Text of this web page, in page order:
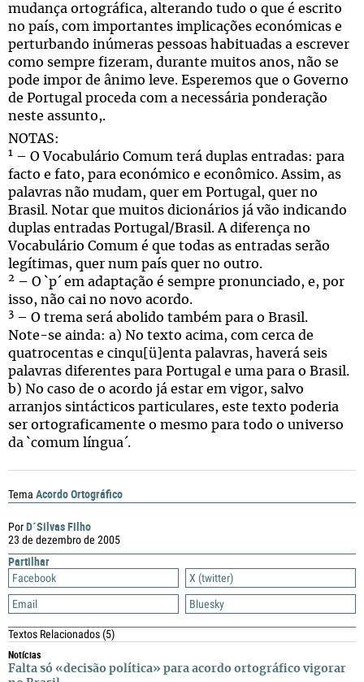
PorD´Silvas Filho
23 de dezembro de 2005
Partilhar
Facebook
X (twitter)
Email
Bluesky
Textos Relacionados(5)
Notícias
Falta só «decisão política» para acordo ortográfico vigorar
mudança ortográfica, alterando tudo o que é escrito
no país, com importantes implicações económicas e
perturbando inúmeras pessoas habituadas a escrever
como sempre fizeram, durante muitos anos, não se
pode impor de ânimo leve. Esperemos que o Governo
de Portugal proceda com a necessária ponderação
neste assunto,.
NOTAS:
1 – O Vocabulário Comum terá duplas entradas: para
facto e fato, para económico e econômico. Assim, as
palavras não mudam, quer em Portugal, quer no
Brasil. Notar que muitos dicionários já vão indicando
duplas entradas Portugal/Brasil. A diferença no
Vocabulário Comum é que todas as entradas serão
legítimas, quer num país quer no outro.
2 – O `p´ em adaptação é sempre pronunciado, e, por
isso, não cai no novo acordo.
3 – O trema será abolido também para o Brasil.
Note-se ainda: a) No texto acima, com cerca de
quatrocentas e cinqu[ü]enta palavras, haverá seis
palavras diferentes para Portugal e uma para o Brasil.
b) No caso de o acordo já estar em vigor, salvo
arranjos sintácticos particulares, este texto poderia
ser ortograficamente o mesmo para todo o universo
da `comum língua´.
Tema Acordo Ortográfico